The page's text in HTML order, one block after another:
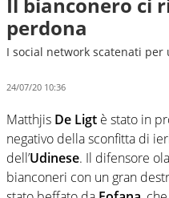
perdona
I social network scatenati per
24/07/20 10:36
Matthjis De Ligt è stato in
negativo della sconfitta di
dell’Udinese. Il difensore
bianconeri con un gran